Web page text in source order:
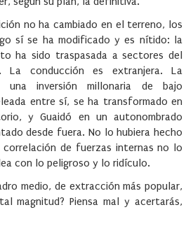
no ha cambiado en el terreno, los
sí se ha modificado y es nítido: la
ha sido traspasada a sectores del
La conducción es extranjera. La
una inversión millonaria de bajo
entre sí, se ha transformado en
y Guaidó en un autonombrado
desde fuera. No lo hubiera hecho
de fuerzas internas no lo
con lo peligroso y lo ridículo.
medio, de extracción más popular,
magnitud? Piensa mal y acertarás,